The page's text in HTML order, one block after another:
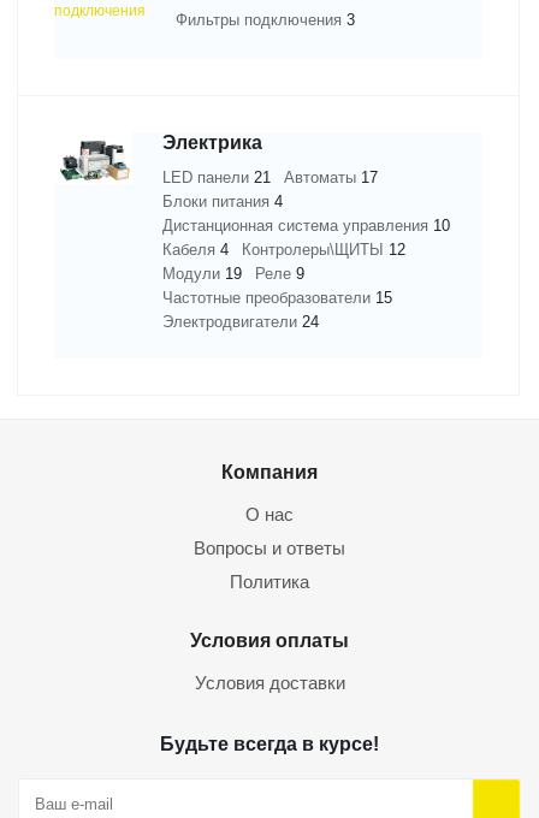
Фильтры подключения 3
Электрика
LED панели 21 Автоматы 17
Блоки питания 4
Дистанционная система управления 10
Кабеля 4 Контролеры\ЩИТЫ 12
Модули 19 Реле 9
Частотные преобразователи 15
Электродвигатели 24
Компания
О нас
Вопросы и ответы
Политика
Условия оплаты
Условия доставки
Будьте всегда в курсе!